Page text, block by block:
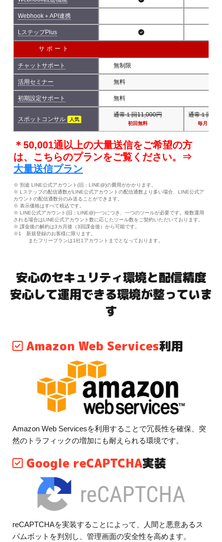
Webhook＋API連携
LステップPlus
サポート
チャットサポート 無制限
活用セミナー 無料
初期設定サポート 無料
スポットコンサル 人気
通常１回11,000円
初回無料
通常１回
毎月１回
＊50,001通以上の大量送信をご希望の方
は、こちらのプランをご覧ください。⇒
大量送信プラン
※ 別途 LINE公式アカウント(旧：LINE@)の費用がかかります。
※ Lステップの配信通数がLINE公式アカウントの配信通数より多い場合、LINE公式ア
カウントの配信通数分のみ送ることができます。
※ 表示価格はすべて税込です。
※ LINE公式アカウント(旧：LINE@)一つにつき、一つのツールが必要です。複数運用
される場合はLINE公式アカウント数に応じたツール数をご契約いただいております。
※ 課金後の解約は3カ月後（3回課金後）から可能です。
※1 新規登録のお客様に限ります。
またフリープランは1社1アカウントまでとなっております。
安心のセキュリティ環境と配信精度
安心して運用できる環境が整っていま
す
Amazon Web Services利用
Amazon Web Servicesを利用することで冗長性を確保、突
然のトラフィックの増加にも耐えられる環境です。
Google reCAPTCHA実装
reCAPTCHAを実装することによって、人間と悪意あるス
パムボットを判別し、管理画面の安全性を高めます。